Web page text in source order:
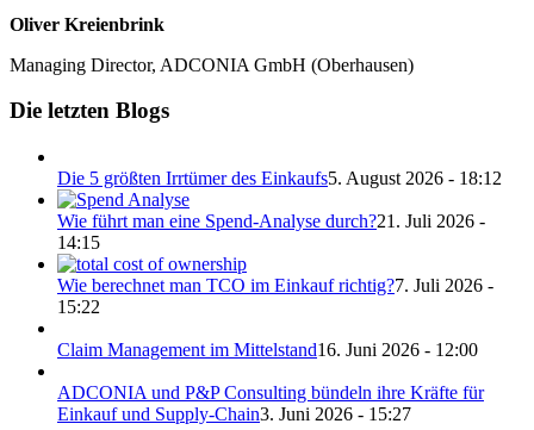
Oliver Kreienbrink
Managing Director, ADCONIA GmbH (Oberhausen)
Die letzten Blogs
Die 5 größten Irrtümer des Einkaufs5. August 2026 - 18:12
Wie führt man eine Spend-Analyse durch?21. Juli 2026 -
14:15
Wie berechnet man TCO im Einkauf richtig?7. Juli 2026 -
15:22
Claim Management im Mittelstand16. Juni 2026 - 12:00
ADCONIA und P&P Consulting bündeln ihre Kräfte für
Einkauf und Supply-Chain3. Juni 2026 - 15:27